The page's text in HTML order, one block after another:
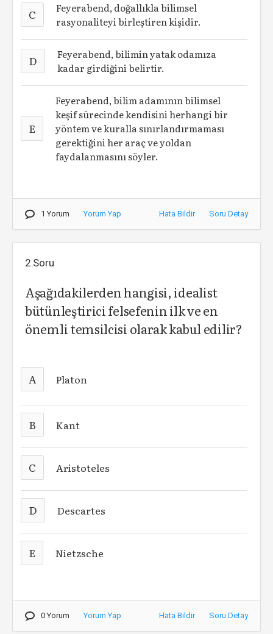
C
Feyerabend, doğallıkla bilimsel
rasyonaliteyi birleştiren kişidir.
D
Feyerabend, bilimin yatak odamıza
kadar girdiğini belirtir.
E
Feyerabend, bilim adamının bilimsel
keşif sürecinde kendisini herhangi bir
yöntem ve kuralla sınırlandırmaması
gerektiğini her araç ve yoldan
faydalanmasını söyler.
1 Yorum Yorum Yap Hata Bildir Soru Detay
2.Soru
Aşağıdakilerden hangisi, idealist
bütünleştirici felsefenin ilk ve en
önemli temsilcisi olarak kabul edilir?
A Platon
B Kant
C Aristoteles
D Descartes
E Nietzsche
0 Yorum Yorum Yap Hata Bildir Soru Detay